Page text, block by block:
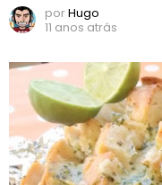
porHugo
11 anos atrás